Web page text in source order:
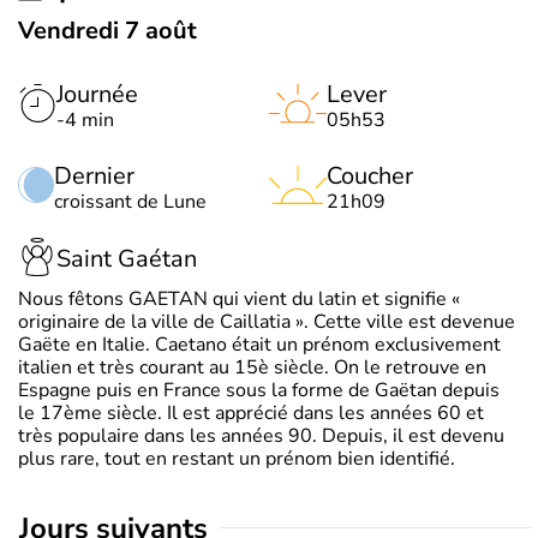
Vendredi 7 août
Journée
-4 min
Dernier
croissant de Lune
Lever
05h53
Coucher
21h09
Saint Gaétan
Nous fêtons GAETAN qui vient du latin et signifie «
originaire de la ville de Caillatia ». Cette ville est devenue
Gaëte en Italie. Caetano était un prénom exclusivement
italien et très courant au 15è siècle. On le retrouve en
Espagne puis en France sous la forme de Gaëtan depuis
le 17ème siècle. Il est apprécié dans les années 60 et
très populaire dans les années 90. Depuis, il est devenu
plus rare, tout en restant un prénom bien identifié.
jours suivants